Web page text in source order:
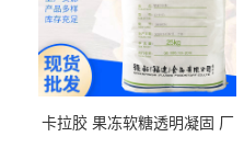
卡拉胶 果冻软糖透明凝固 厂